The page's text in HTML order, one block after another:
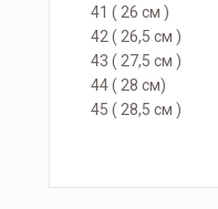
41 ( 26 см )
42 ( 26,5 см )
43 ( 27,5 см )
44 ( 28 см)
45 ( 28,5 см )